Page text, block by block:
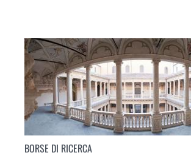
BORSE DI RICERCA